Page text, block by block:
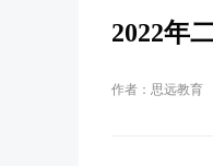
2022年
作者：思远教育